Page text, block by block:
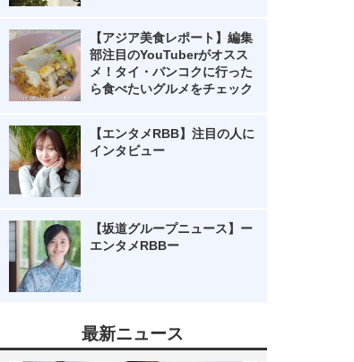
【アジア美食レポート】編集
部注目のYouTuberがオスス
メ！タイ・バンコクに行った
ら食べたいグルメをチェック
【エンタメRBB】注目の人に
インタビュー
【坂道グループニュース】ー
エンタメRBBー
最新ニュース